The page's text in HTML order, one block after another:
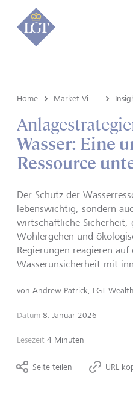
Home
Wasser: Eine
Ressource
Der Schutz der
lebenswichtig, sondern
wirtschaftliche Sicherheit,
Wohlergehen und
Regierungen reagieren auf
Wasserunsicherheit mit
von Andrew Patrick, LGT
Datum 8. Januar 2026
Lesezeit 4 Minuten
Seite teilen URL